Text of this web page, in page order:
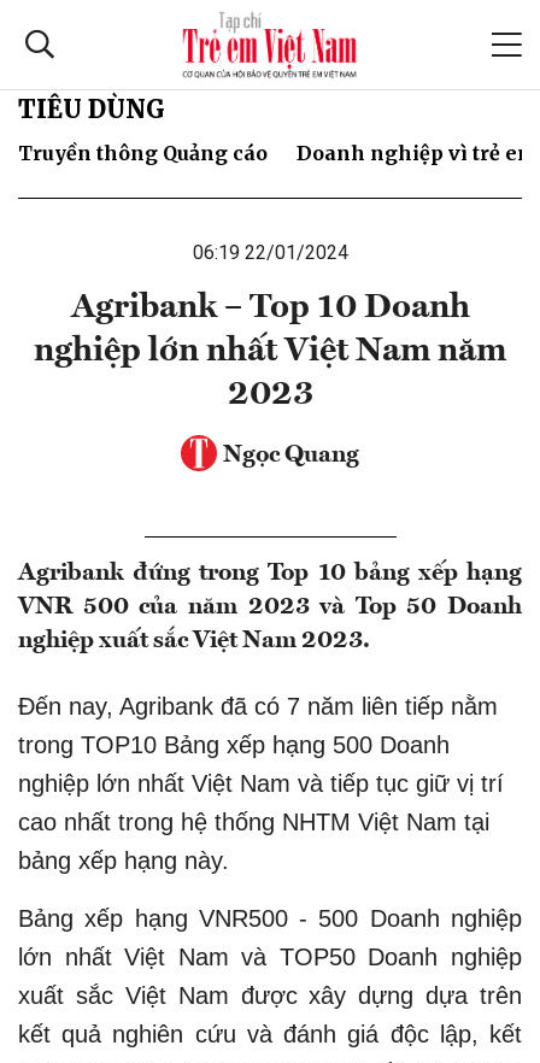
TIÊU DÙNG
Truyền thông Quảng cáo Doanh nghiệp vì trẻ em
06:19 22/01/2024
Agribank – Top 10 Doanh
nghiệp lớn nhất Việt Nam năm
2023
Ngọc Quang
Agribank đứng trong Top 10 bảng xếp hạng
VNR 500 của năm 2023 và Top 50 Doanh
nghiệp xuất sắc Việt Nam 2023.
Đến nay, Agribank đã có 7 năm liên tiếp nằm
trong TOP10 Bảng xếp hạng 500 Doanh
nghiệp lớn nhất Việt Nam và tiếp tục giữ vị trí
cao nhất trong hệ thống NHTM Việt Nam tại
bảng xếp hạng này.
Bảng xếp hạng VNR500 - 500 Doanh nghiệp
lớn nhất Việt Nam và TOP50 Doanh nghiệp
xuất sắc Việt Nam được xây dựng dựa trên
kết quả nghiên cứu và đánh giá độc lập, kết